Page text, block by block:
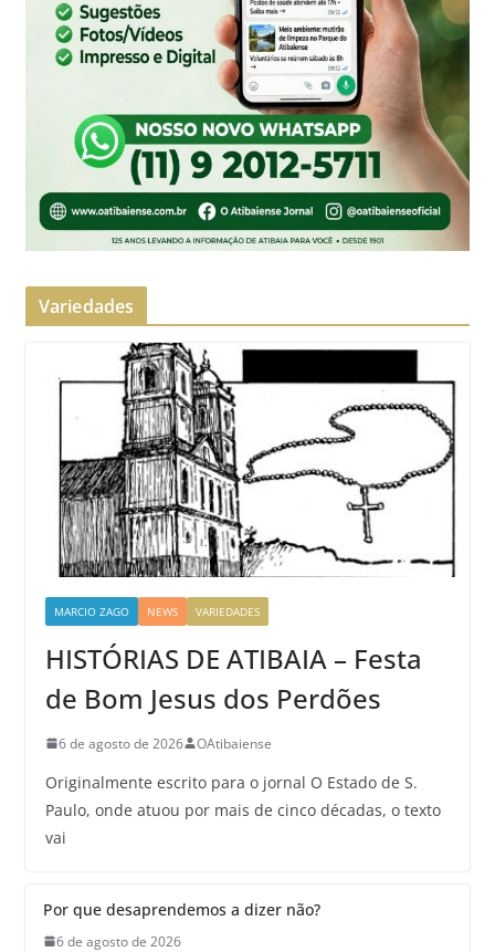
Variedades
MARCIO ZAGO NEWS VARIEDADES
HISTÓRIAS DE ATIBAIA – Festa
de Bom Jesus dos Perdões
6 de agosto de 2026 OAtibaiense
Originalmente escrito para o jornal O Estado de S.
Paulo, onde atuou por mais de cinco décadas, o texto
vai
Por que desaprendemos a dizer não?
6 de agosto de 2026